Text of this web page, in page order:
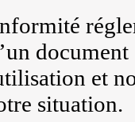
et
situation.